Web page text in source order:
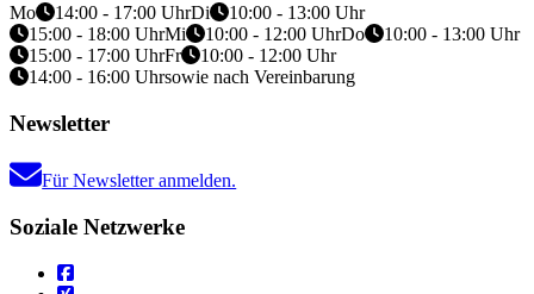
Mo 14:00 - 17:00 UhrDi
10:00 - 13:00 Uhr
15:00 - 18:00 UhrMi 10:00 - 12:00 UhrDo
10:00 - 13:00 Uhr
15:00 - 17:00 UhrFr
10:00 - 12:00 Uhr
14:00 - 16:00 Uhrsowie nach Vereinbarung
Newsletter
Für Newsletter anmelden.
Soziale Netzwerke